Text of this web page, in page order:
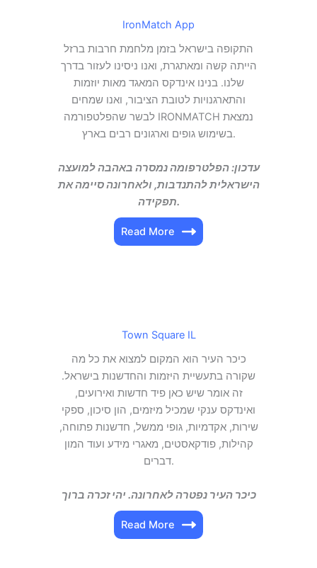
IronMatch App
התקופה בישראל בזמן מלחמת חרבות ברזל
הייתה קשה ומאתגרת, ואנו ניסינו לעזור בדרך
שלנו. בנינו אינדקס המאגד מאות יוזמות
והתארגנויות לטובת הציבור, ואנו שמחים
לבשר שהפלטפורמה IRONMATCH נמצאת
בשימוש גופים וארגונים רבים בארץ.
עדכון: הפלטרפומה נמסרה באהבה למועצה
הישראלית להתנדבות, ולאחרונה סיימה את
תפקידה.
Read More
Town Square IL
כיכר העיר הוא המקום למצוא את כל מה
שקורה בתעשיית היזמות והחדשנות בישראל.
זה אומר שיש כאן פיד חדשות ואירועים,
ואינדקס ענקי שמכיל מיזמים, הון סיכון, ספקי
שירות, אקדמיות, גופי ממשל, חדשנות פתוחה,
קהילות, פודקאסטים, מאגרי מידע ועוד המון
דברים.
כיכר העיר נפטרה לאחרונה. יהי זכרה ברוך
Read More